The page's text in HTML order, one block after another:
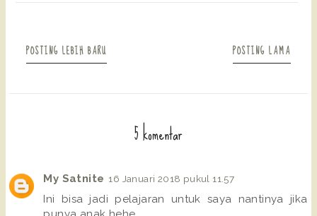
POSTING LEBIH BARU POSTING LAMA
5 komentar
My Satnite 16 Januari 2018 pukul 11.57
Ini bisa jadi pelajaran untuk saya nantinya jika